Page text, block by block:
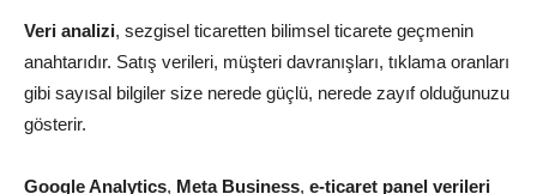
Veri analizi, sezgisel ticaretten bilimsel ticarete geçmenin
anahtarıdır. Satış verileri, müşteri davranışları, tıklama oranları
gibi sayısal bilgiler size nerede güçlü, nerede zayıf olduğunuzu
gösterir.
Google Analytics, Meta Business, e-ticaret panel verileri